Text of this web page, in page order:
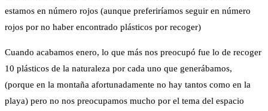
estamos en número rojos (aunque preferiríamos seguir en número
rojos por no haber encontrado plásticos por recoger)
Cuando acabamos enero, lo que más nos preocupó fue lo de recoger
10 plásticos de la naturaleza por cada uno que generábamos,
(porque en la montaña afortunadamente no hay tantos como en la
playa) pero no nos preocupamos mucho por el tema del espacio